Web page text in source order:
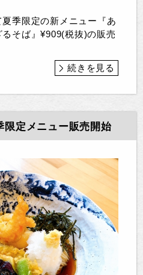
季限定の新メニュー『あ
そば』¥909(税抜)の販売
続きを見る
限定メニュー販売開始